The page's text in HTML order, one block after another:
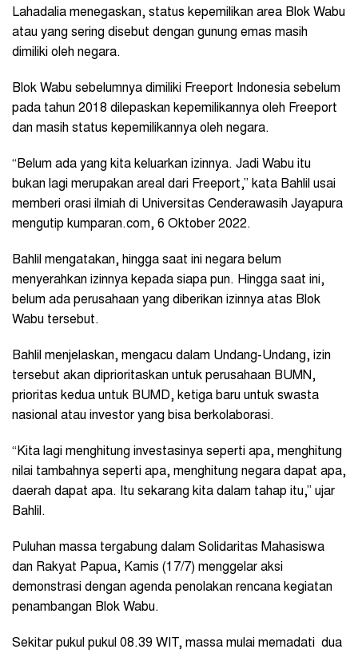
Lahadalia menegaskan, status kepemilikan area Blok Wabu
atau yang sering disebut dengan gunung emas masih
dimiliki oleh negara.
Blok Wabu sebelumnya dimiliki Freeport Indonesia sebelum
pada tahun 2018 dilepaskan kepemilikannya oleh Freeport
dan masih status kepemilikannya oleh negara.
“Belum ada yang kita keluarkan izinnya. Jadi Wabu itu
bukan lagi merupakan areal dari Freeport,” kata Bahlil usai
memberi orasi ilmiah di Universitas Cenderawasih Jayapura
mengutip kumparan.com, 6 Oktober 2022.
Bahlil mengatakan, hingga saat ini negara belum
menyerahkan izinnya kepada siapa pun. Hingga saat ini,
belum ada perusahaan yang diberikan izinnya atas Blok
Wabu tersebut.
Bahlil menjelaskan, mengacu dalam Undang-Undang, izin
tersebut akan diprioritaskan untuk perusahaan BUMN,
prioritas kedua untuk BUMD, ketiga baru untuk swasta
nasional atau investor yang bisa berkolaborasi.
“Kita lagi menghitung investasinya seperti apa, menghitung
nilai tambahnya seperti apa, menghitung negara dapat apa,
daerah dapat apa. Itu sekarang kita dalam tahap itu,” ujar
Bahlil.
Puluhan massa tergabung dalam Solidaritas Mahasiswa
dan Rakyat Papua, Kamis (17/7) menggelar aksi
demonstrasi dengan agenda penolakan rencana kegiatan
penambangan Blok Wabu.
Sekitar pukul pukul 08.39 WIT, massa mulai memadati dua